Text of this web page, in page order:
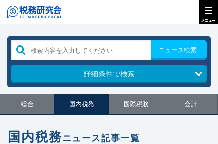
ニュース検索
詳細条件で検索
総合 国内税務 国際税務 会計
国内税務ニュース記事一覧